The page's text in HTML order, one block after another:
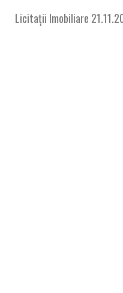
Licitații Imobiliare